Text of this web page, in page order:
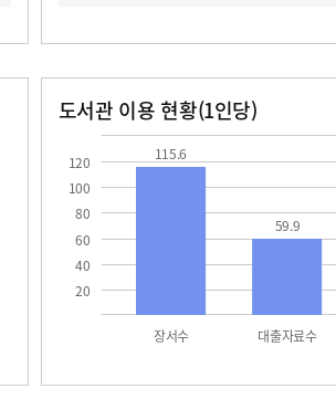
도서관 이용 현황(1인당)
20
40
60
80
100
120
장서수 대출자료수
115.6
59.9